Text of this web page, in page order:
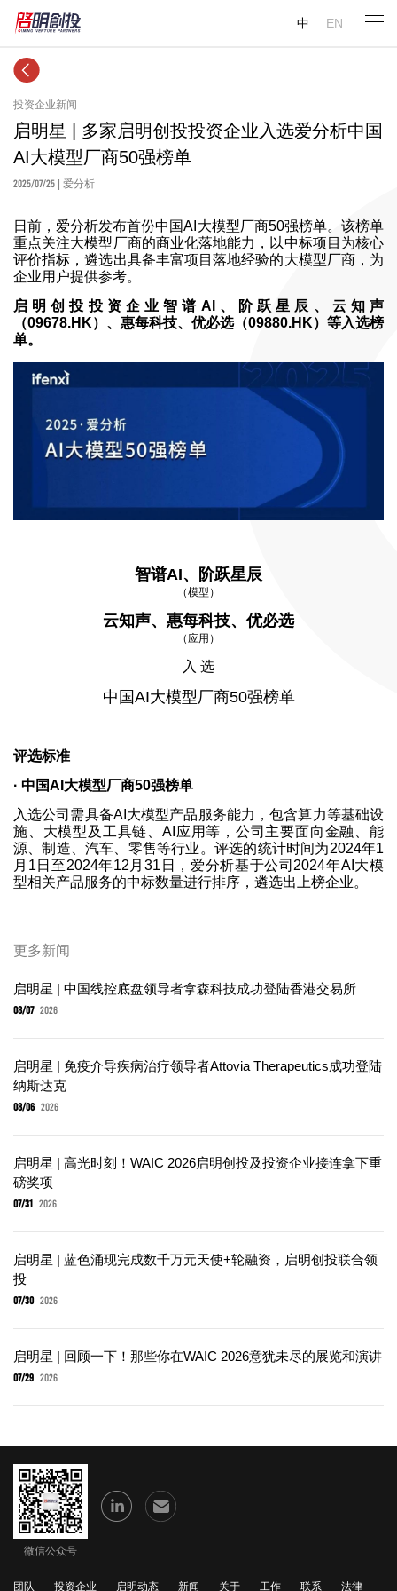
中 EN
投资企业新闻
启明星 | 多家启明创投投资企业入选爱分析中国
AI大模型厂商50强榜单
2025/07/25 | 爱分析
日前，爱分析发布首份中国AI大模型厂商50强榜单。该榜单
重点关注大模型厂商的商业化落地能力，以中标项目为核心
评价指标，遴选出具备丰富项目落地经验的大模型厂商，为
企业用户提供参考。
启明创投投资企业智谱AI、阶跃星辰、云知声
（09678.HK）、惠每科技、优必选（09880.HK）等入选榜
单。
智谱AI、阶跃星辰
（模型）
云知声、惠每科技、优必选
（应用）
入 选
中国AI大模型厂商50强榜单
评选标准
· 中国AI大模型厂商50强榜单
入选公司需具备AI大模型产品服务能力，包含算力等基础设
施、大模型及工具链、AI应用等，公司主要面向金融、能
源、制造、汽车、零售等行业。评选的统计时间为2024年1
月1日至2024年12月31日，爱分析基于公司2024年AI大模
型相关产品服务的中标数量进行排序，遴选出上榜企业。
更多新闻
启明星 | 中国线控底盘领导者拿森科技成功登陆香港交易所
08/07 2026
启明星 | 免疫介导疾病治疗领导者Attovia Therapeutics成功登陆
纳斯达克
08/06 2026
启明星 | 高光时刻！WAIC 2026启明创投及投资企业接连拿下重
磅奖项
07/31 2026
启明星 | 蓝色涌现完成数千万元天使+轮融资，启明创投联合领
投
07/30 2026
启明星 | 回顾一下！那些你在WAIC 2026意犹未尽的展览和演讲
07/29 2026
微信公众号
团队 投资企业 启明动态 新闻 关于 工作 联系 法律